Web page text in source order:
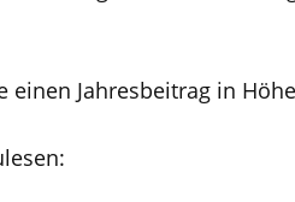
Jahresbeitrag in